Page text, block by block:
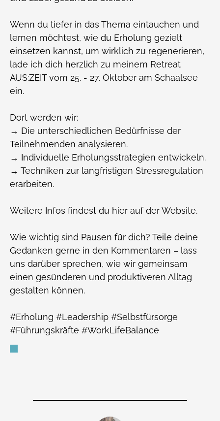
Wenn du tiefer in das Thema eintauchen und
lernen möchtest, wie du Erholung gezielt
einsetzen kannst, um wirklich zu regenerieren,
lade ich dich herzlich zu meinem Retreat
AUS:ZEIT vom 25. - 27. Oktober am Schaalsee
ein.
Dort werden wir:
→ Die unterschiedlichen Bedürfnisse der
Teilnehmenden analysieren.
→ Individuelle Erholungsstrategien entwickeln.
→ Techniken zur langfristigen Stressregulation
erarbeiten.
Weitere Infos findest du hier auf der Website.
Wie wichtig sind Pausen für dich? Teile deine
Gedanken gerne in den Kommentaren – lass
uns darüber sprechen, wie wir gemeinsam
einen gesünderen und produktiveren Alltag
gestalten können.
#Erholung #Leadership #Selbstfürsorge
#Führungskräfte #WorkLifeBalance